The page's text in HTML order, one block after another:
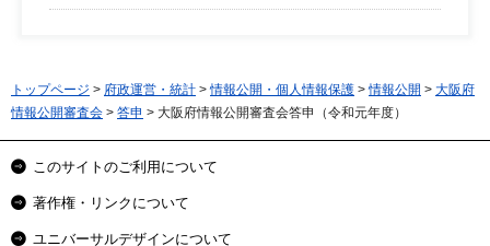
トップページ > 府政運営・統計 >情報公開・個人情報保護 >情報公開 > 大阪府
情報公開審査会 > 答申 > 大阪府情報公開審査会答申（令和元年度）
このサイトのご利用について
著作権・リンクについて
ユニバーサルデザインについて